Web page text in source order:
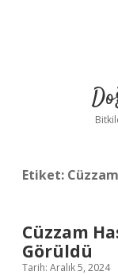
Etiket:
Cüzzam
Görüldü
Tarih: Aralık 5, 2024